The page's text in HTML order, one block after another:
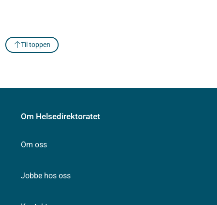
Til toppen
Om Helsedirektoratet
Om oss
Jobbe hos oss